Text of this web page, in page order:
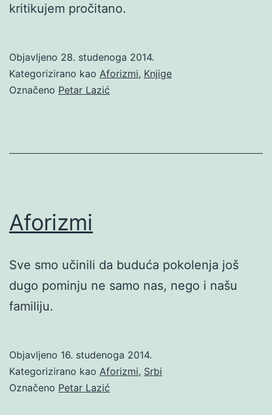
kritikujem pročitano.
Objavljeno 28. studenoga 2014.
Kategorizirano kao Aforizmi, Knjige
Označeno Petar Lazić
Aforizmi
Sve smo učinili da buduća pokolenja još
dugo pominju ne samo nas, nego i našu
familiju.
Objavljeno 16. studenoga 2014.
Kategorizirano kao Aforizmi, Srbi
Označeno Petar Lazić